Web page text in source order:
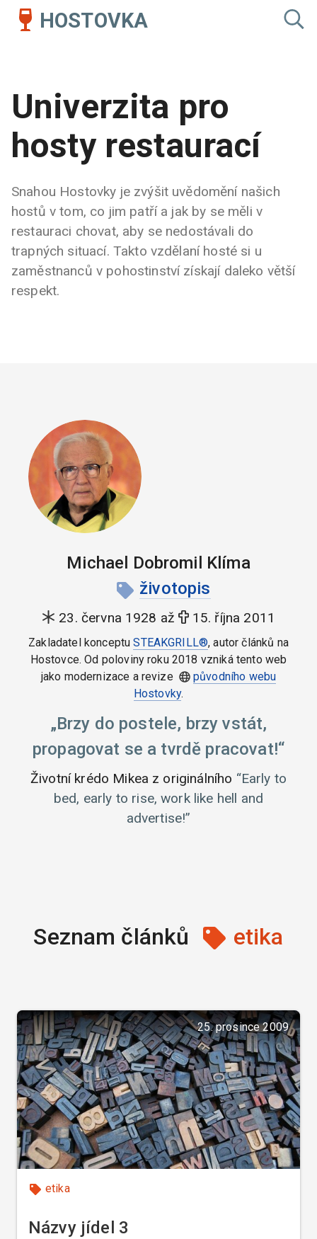
HOSTOVKA
Univerzita pro
hosty restaurací
Snahou Hostovky je zvýšit uvědomění našich
hostů v tom, co jim patří a jak by se měli v
restauraci chovat, aby se nedostávali do
trapných situací. Takto vzdělaní hosté si u
zaměstnanců v pohostinství získají daleko větší
respekt.
Michael Dobromil Klíma
životopis
23. června 1928 až 15. října 2011
Zakladatel konceptuSTEAKGRILL®, autor článků na
Hostovce. Od poloviny roku 2018 vzniká tento web
jako modernizace a revize
původního webu
Hostovky.
Brzy do postele, brzy vstát,
propagovat se a tvrdě pracovat!
Životní krédo Mikea z originálního Early to
bed, early to rise, work like hell and
advertise!
Seznam článků etika
25. prosince 2009
etika
Názvy jídel 3